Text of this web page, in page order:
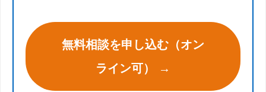
無料相談を申し込む（オン
ライン可） →